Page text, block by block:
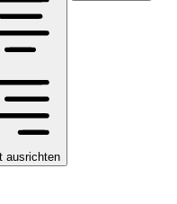
ausrichten